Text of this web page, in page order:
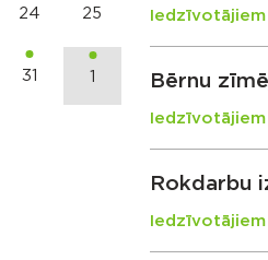
24 25
31 1
Iedzīvotājiem
Bērnu
Iedzīvotājiem
Rokdarbu
Iedzīvotājiem